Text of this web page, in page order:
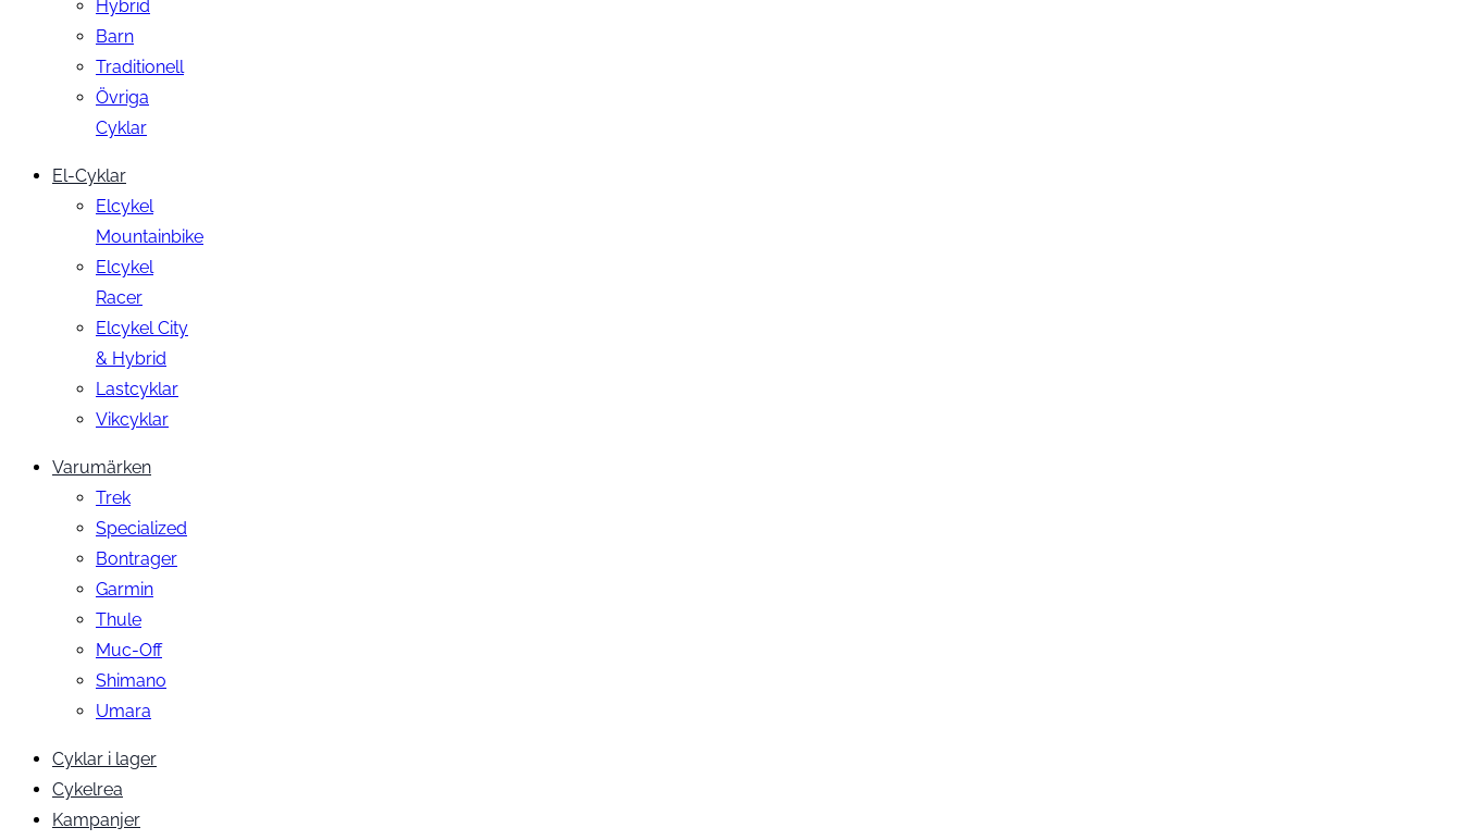
Hybrid
Barn
Traditionell
Övriga
Cyklar
El-Cyklar
Elcykel
Mountainbike
Elcykel
Racer
Elcykel City
& Hybrid
Lastcyklar
Vikcyklar
Varumärken
Trek
Specialized
Bontrager
Garmin
Thule
Muc-Off
Shimano
Umara
Cyklar i lager
Cykelrea
Kampanjer